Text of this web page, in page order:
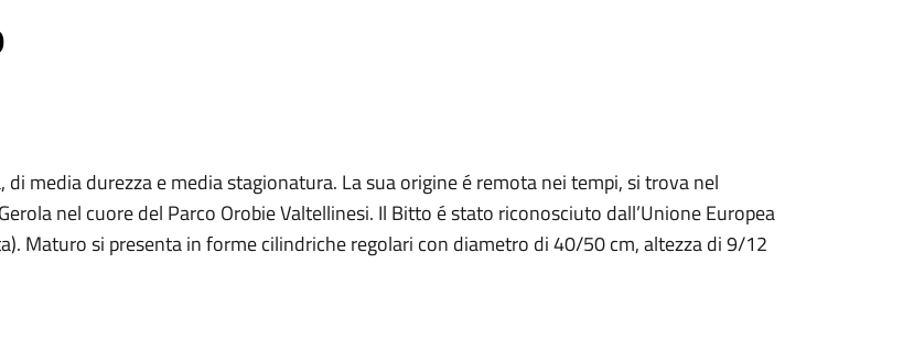
media durezza e media stagionatura. La sua origine é remota nei tempi, si trova nel
nel cuore del Parco Orobie Valtellinesi. Il Bitto é stato riconosciuto dall’Unione Europea
Maturo si presenta in forme cilindriche regolari con diametro di 40/50 cm, altezza di 9/12